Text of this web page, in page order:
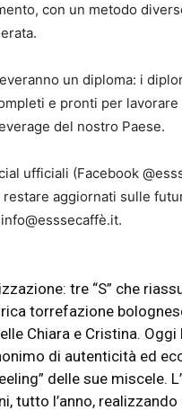
con un metodo
un diploma: i
e pronti per
del nostro Paese.
ufficiali (Facebook
aggiornati sulle
tre “S” che
torrefazione
Chiara e Cristina.
di autenticità ed
delle sue miscele.
tutto l’anno,